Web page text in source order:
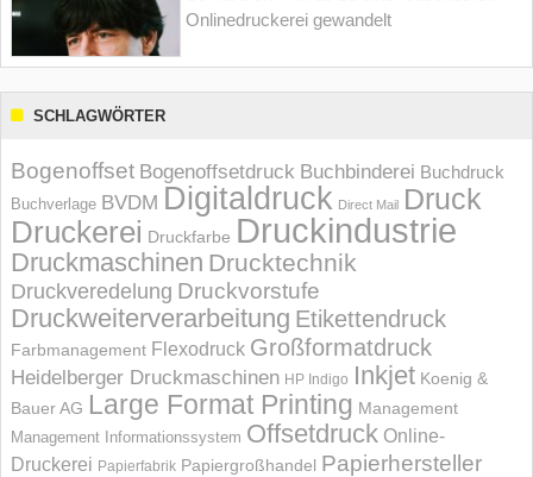
Onlinedruckerei gewandelt
SCHLAGWÖRTER
Bogenoffset Bogenoffsetdruck Buchbinderei Buchdruck
Buchverlage BVDM Digitaldruck Direct Mail Druck
Druckerei Druckfarbe Druckindustrie
Druckmaschinen Drucktechnik
Druckveredelung Druckvorstufe
Druckweiterverarbeitung Etikettendruck
Farbmanagement Flexodruck Großformatdruck
Heidelberger Druckmaschinen HP Indigo Inkjet Koenig &
Bauer AG Large Format Printing Management
Management Informations­system Offsetdruck Online-
Druckerei Papierfabrik Papiergroßhandel Papierhersteller